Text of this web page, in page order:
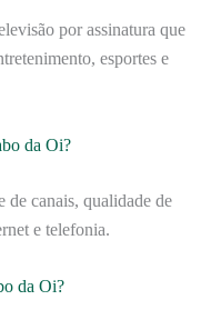
por assinatura que
esportes e
da Oi?
de canais, qualidade de
e telefonia.
da Oi?